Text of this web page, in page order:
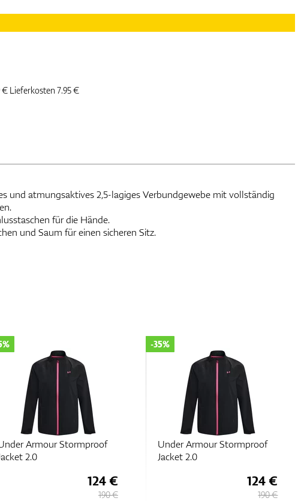
€ Lieferkosten 7.95 €
und atmungsaktives 2,5-lagiges Verbundgewebe mit vollständig
für die Hände.
und Saum für einen sicheren Sitz.
Armour Stormproof
2.0
124 €
190 €
Under Armour Stormproof
Jacket 2.0
-35%
124 €
190 €